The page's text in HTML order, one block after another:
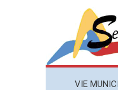
VIE
VIE MUNICIPALE